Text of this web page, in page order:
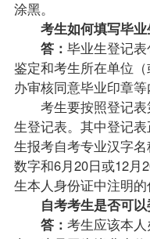
涂黑。
考生如何填写毕业
答： 毕业生登记
鉴定和考生所在单位
办审核同意毕业印章等
考生要按照登记表
生登记表。其中登记
生报考自考专业汉字
数字和6月20日或12月
生本人身份证中注明的
自考考生是否可
答： 考生应该本